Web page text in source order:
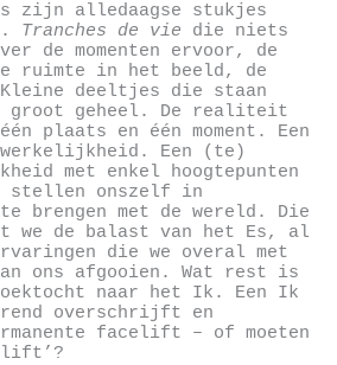
zijn alledaagse stukjes
Tranches de vie die niets
de momenten ervoor, de
ruimte in het beeld, de
deeltjes die staan
groot geheel. De realiteit
plaats en één moment. Een
werkelijkheid. Een (te)
met enkel hoogtepunten
stellen onszelf in
te brengen met de wereld. Die
we de balast van het Es, al
die we overal met
ons afgooien. Wat rest is
naar het Ik. Een Ik
overschrijft en
facelift – of moeten